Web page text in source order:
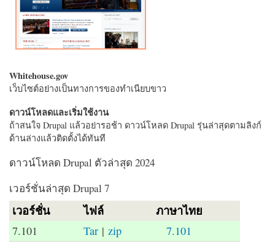
Whitehouse.gov
เว็บไซต์อย่างเป็นทางการของทำเนียบขาว
ดาวน์โหลดและเริ่มใช้งาน
ถ้าสนใจ Drupal แล้วอย่ารอช้า ดาวน์โหลด Drupal รุ่นล่าสุดตามลิงก์
ด้านล่างแล้วติดตั้งได้ทันที
ดาวน์โหลด Drupal ตัวล่าสุด 2024
เวอร์ชั่นล่าสุด Drupal 7
เวอร์ชั่น ไฟล์ ภาษาไทย
7.101 Tar |zip 7.101